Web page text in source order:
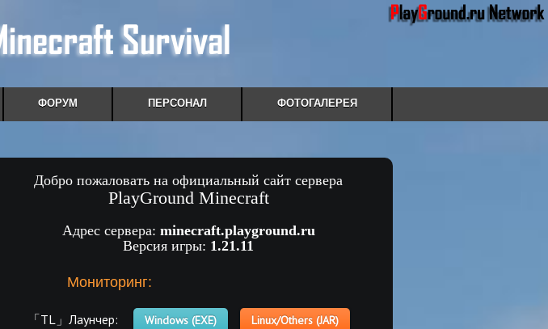
ФОРУМ ПЕРСОНАЛ ФОТОГАЛЕРЕЯ
Добро пожаловать на официальный сайт сервера
PlayGround Minecraft
Адрес сервера: minecraft.playground.ru
Версия игры: 1.21.11
Мониторинг:
「TL」Лаунчер: Windows (EXE) Linux/Others (JAR)